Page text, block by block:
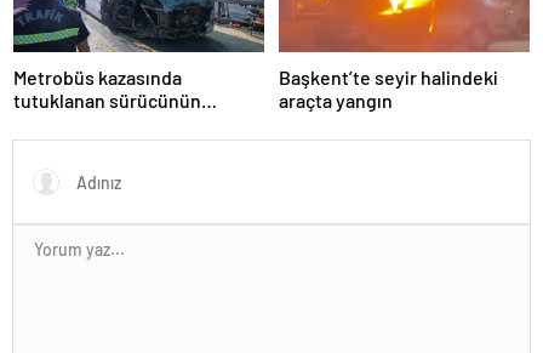
Metrobüs kazasında
tutuklanan sürücünün
Başkent’te seyir halindeki
araçta yangın